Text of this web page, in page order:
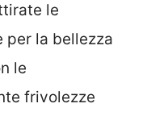
le
per la bellezza
le
frivolezze